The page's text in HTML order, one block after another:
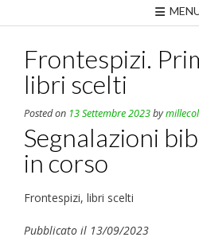
Frontespizi.
libri scelti
Posted on 13 Settembre 2023by
Segnalazioni
in corso
Frontespizi, libri scelti
Pubblicato il 13/09/2023